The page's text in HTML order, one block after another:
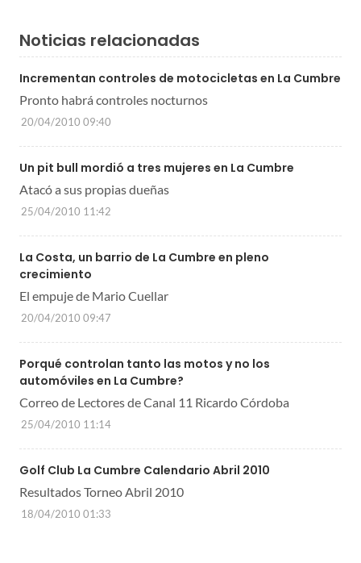
Noticias relacionadas
Incrementan controles de motocicletas en La Cumbre
Pronto habrá controles nocturnos
20/04/2010 09:40
Un pit bull mordió a tres mujeres en La Cumbre
Atacó a sus propias dueñas
25/04/2010 11:42
La Costa, un barrio de La Cumbre en pleno
crecimiento
El empuje de Mario Cuellar
20/04/2010 09:47
Porqué controlan tanto las motos y no los
automóviles en La Cumbre?
Correo de Lectores de Canal 11 Ricardo Córdoba
25/04/2010 11:14
Golf Club La Cumbre Calendario Abril 2010
Resultados Torneo Abril 2010
18/04/2010 01:33